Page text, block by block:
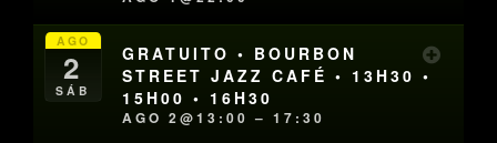
AGO
2
SÁB
GRATUITO • BOURBON
STREET JAZZ CAFÉ • 13H30 •
15H00 • 16H30
AGO 2@13:00 – 17:30